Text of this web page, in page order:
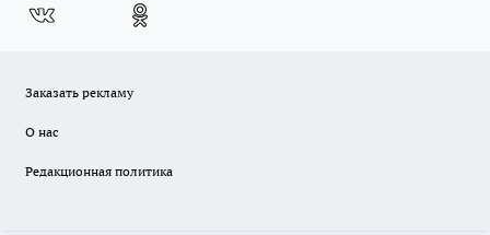
Заказать рекламу
О нас
Редакционная политика